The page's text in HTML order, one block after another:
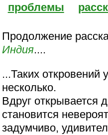
проблемы
Продолжение
Индия....
...Таких откровений
несколько.
Вдруг открывается
становится
задумчиво,